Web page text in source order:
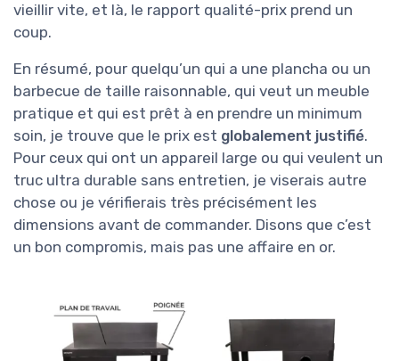
vieillir vite, et là, le rapport qualité-prix prend un
coup.
En résumé, pour quelqu’un qui a une plancha ou un
barbecue de taille raisonnable, qui veut un meuble
pratique et qui est prêt à en prendre un minimum
soin, je trouve que le prix est globalement justifié.
Pour ceux qui ont un appareil large ou qui veulent un
truc ultra durable sans entretien, je viserais autre
chose ou je vérifierais très précisément les
dimensions avant de commander. Disons que c’est
un bon compromis, mais pas une affaire en or.